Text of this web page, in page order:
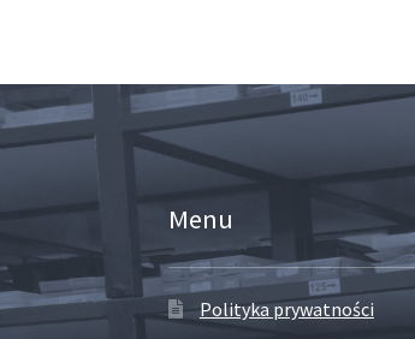
Menu
Polityka prywatności